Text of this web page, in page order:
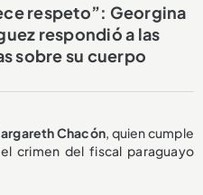
respeto”: Georgina
respondió a las
sobre su cuerpo
Chacón , quien cumple
crimen del fiscal paraguayo